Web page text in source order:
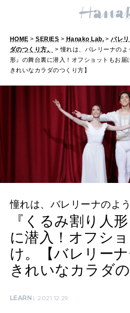
10
TRAVEL
どこ行く？
明日のわたし
[12星座別] Weekly
[12星座別] Monthly
女神まり愛のタロッ
算命学がわかる今月
HEALTH
自分にやさし
LEARN
知る、考える
HOME >SERIES > Hanako Lab. >バレ
ダのつくり方。
> 憧れは、バレリーナの
形』の舞台裏に潜入！オフショットもお届
きれいなカラダのつくり方】
憧れは、バレリーナのよ
『くるみ割り人
に潜入！オフシ
け。【バレリー
きれいなカラダ
LEARN 2021.12.29